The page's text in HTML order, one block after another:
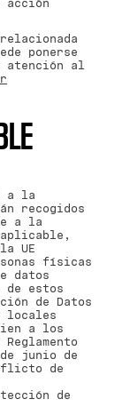
ponerse
atención al
a la
recogidos
a la
UE
físicas
datos
estos
de Datos
locales
a los
de junio de
de
de